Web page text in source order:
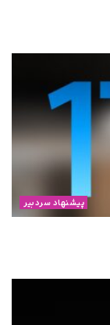
پیشنهاد سردبیر